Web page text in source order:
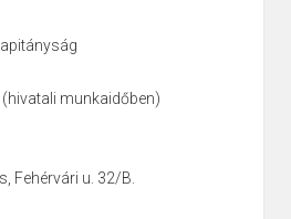
munkaidőben)
Fehérvári u. 32/B.